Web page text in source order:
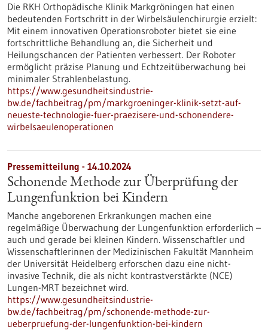
Die RKH Orthopädische Klinik Markgröningen hat einen
bedeutenden Fortschritt in der Wirbelsäulenchirurgie erzielt:
Mit einem innovativen Operationsroboter bietet sie eine
fortschrittliche Behandlung an, die Sicherheit und
Heilungschancen der Patienten verbessert. Der Roboter
ermöglicht präzise Planung und Echtzeitüberwachung bei
minimaler Strahlenbelastung.
https://www.gesundheitsindustrie-
bw.de/fachbeitrag/pm/markgroeninger-klinik-setzt-auf-
neueste-technologie-fuer-praezisere-und-schonendere-
wirbelsaeulenoperationen
Pressemitteilung - 14.10.2024
Schonende Methode zur Überprüfung der
Lungenfunktion bei Kindern
Manche angeborenen Erkrankungen machen eine
regelmäßige Überwachung der Lungenfunktion erforderlich –
auch und gerade bei kleinen Kindern. Wissenschaftler und
Wissenschaftlerinnen der Medizinischen Fakultät Mannheim
der Universität Heidelberg erforschen dazu eine nicht-
invasive Technik, die als nicht kontrastverstärkte (NCE)
Lungen-MRT bezeichnet wird.
https://www.gesundheitsindustrie-
bw.de/fachbeitrag/pm/schonende-methode-zur-
ueberpruefung-der-lungenfunktion-bei-kindern